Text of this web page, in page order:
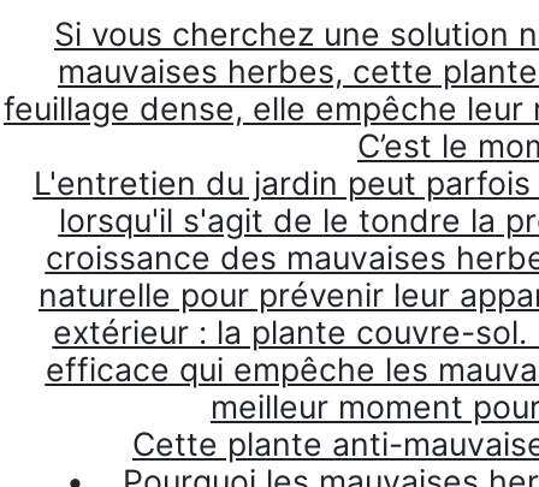
Si vous cherchez une solution
mauvaises herbes, cette
feuillage dense, elle empêche
C’est le
L'entretien du jardin peut
lorsqu'il s'agit de le tondre la
croissance des mauvaises
naturelle pour prévenir leur
extérieur : la plante couvre-
efficace qui empêche les
meilleur moment
Cette plante anti-